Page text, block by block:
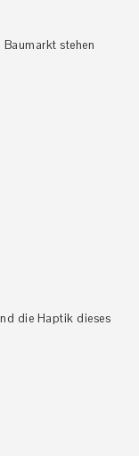
stehen
die Haptik dieses